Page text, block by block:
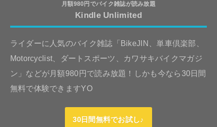
月額980円でバイク雑誌が読み放題
Kindle Unlimited
ライダーに人気のバイク雑誌「BikeJIN、単車倶楽部、
Motorcyclist、ダートスポーツ、カワサキバイクマガジ
ン」などが月額980円で読み放題！しかも今なら30日間
無料で体験できますYO
30日間無料でお試し♪